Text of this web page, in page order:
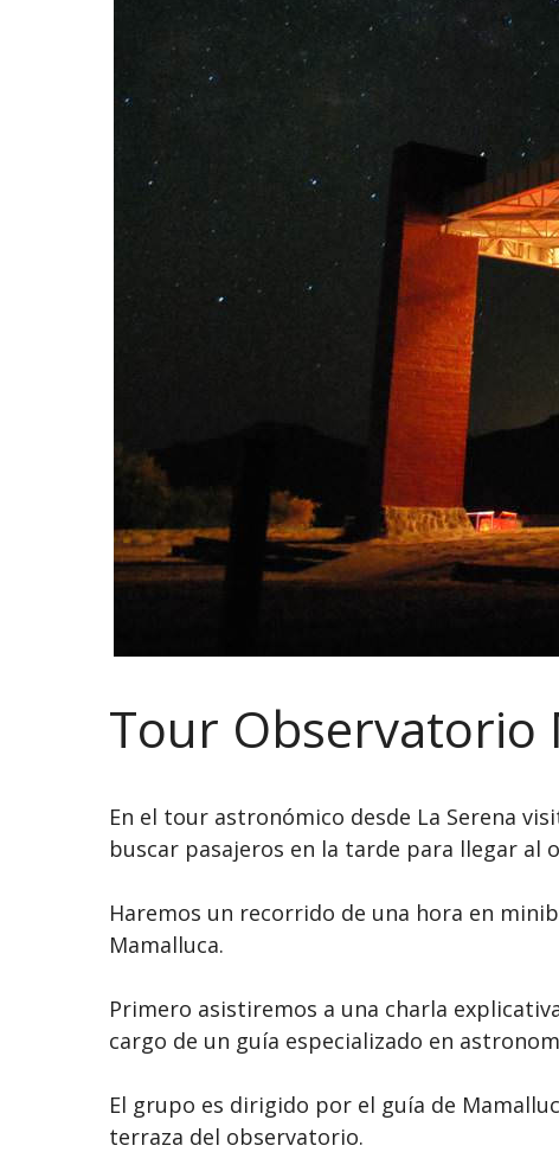
Tour Observatorio
En el tour astronómico desde La Serena
buscar pasajeros en la tarde para llegar
Haremos un recorrido de una hora en
Mamalluca.
Primero asistiremos a una charla
cargo de un guía especializado en
El grupo es dirigido por el guía de
terraza del observatorio.